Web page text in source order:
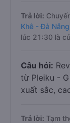
Trả lời:
Khê - Đà Nẵng
lúc 21:30 là
Câu hỏi:
từ Pleiku -
xuất sắc,
Trả lời: Tạm